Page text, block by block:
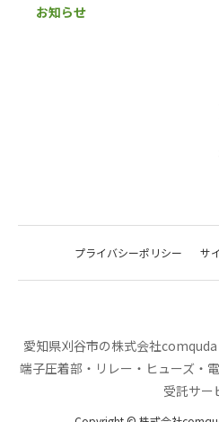
お知らせ
プライバシーポリシー サ
愛知県刈谷市の株式会社comquda
端子圧着部・リレー・ヒューズ・
受託サー